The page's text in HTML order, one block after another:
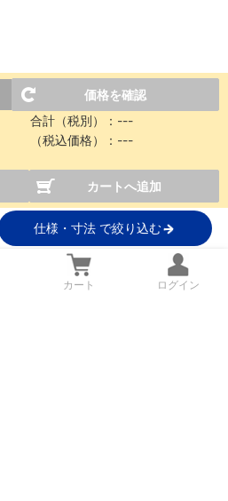
価格を確認
合計（税別）： ---
（税込価格）： ---
カートへ追加
仕様・寸法 で絞り込む
カート ログイン